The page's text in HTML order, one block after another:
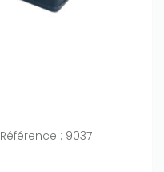
Référence : 9037